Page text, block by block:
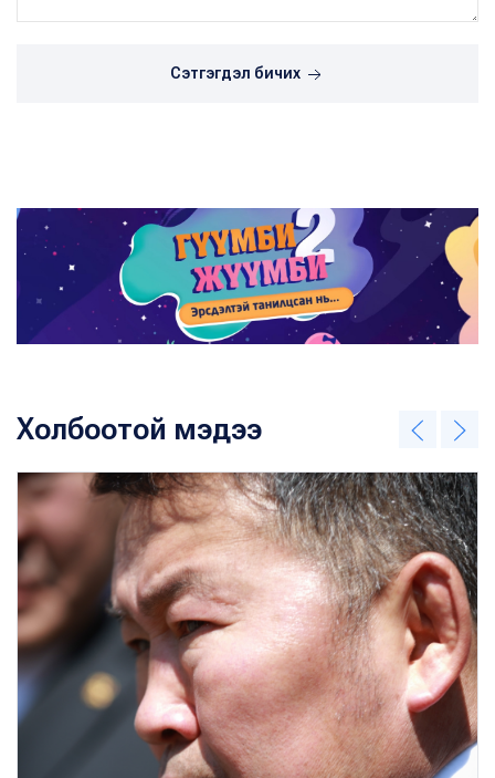
Сэтгэгдэл бичих
Холбоотой мэдээ